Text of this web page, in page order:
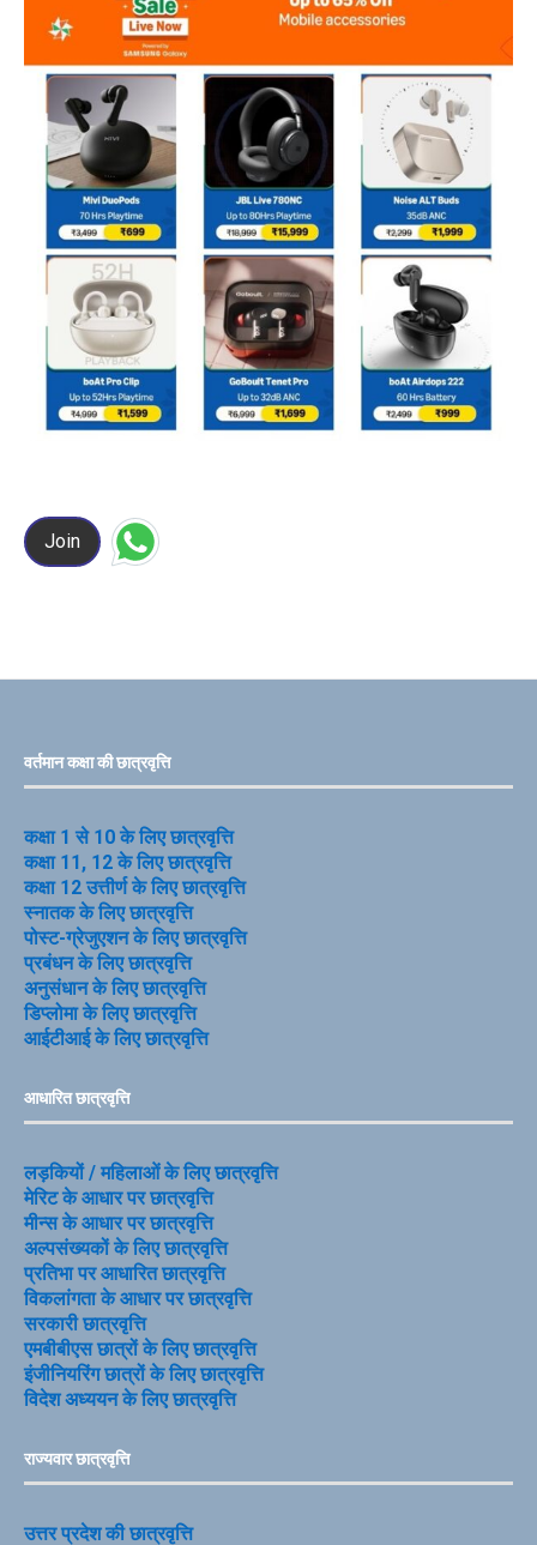
Join
वर्तमान कक्षा की छात्रवृत्ति
कक्षा 1 से 10 के लिए छात्रवृत्ति
कक्षा 11, 12 के लिए छात्रवृत्ति
कक्षा 12 उत्तीर्ण के लिए छात्रवृत्ति
स्नातक के लिए छात्रवृत्ति
पोस्ट-ग्रेजुएशन के लिए छात्रवृत्ति
प्रबंधन के लिए छात्रवृत्ति
अनुसंधान के लिए छात्रवृत्ति
डिप्लोमा के लिए छात्रवृत्ति
आईटीआई के लिए छात्रवृत्ति
आधारित छात्रवृत्ति
लड़कियों / महिलाओं के लिए छात्रवृत्ति
मेरिट के आधार पर छात्रवृत्ति
मीन्स के आधार पर छात्रवृत्ति
अल्पसंख्यकों के लिए छात्रवृत्ति
प्रतिभा पर आधारित छात्रवृत्ति
विकलांगता के आधार पर छात्रवृत्ति
सरकारी छात्रवृत्ति
एमबीबीएस छात्रों के लिए छात्रवृत्ति
इंजीनियरिंग छात्रों के लिए छात्रवृत्ति
विदेश अध्ययन के लिए छात्रवृत्ति
राज्यवार छात्रवृत्ति
उत्तर प्रदेश की छात्रवृत्ति